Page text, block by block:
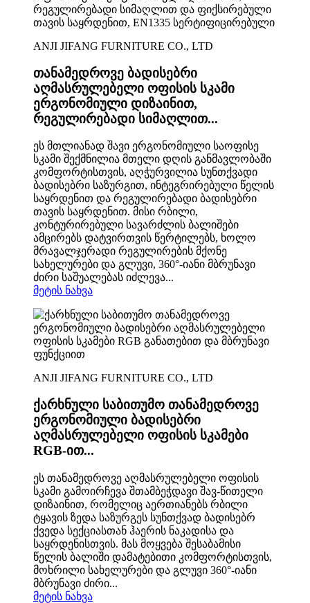
ANJI JIFANG FURNITURE CO., LTD
თანამედროვე ბადისებრი
აღმასრულებელი ოფისის სკამი
ერგონომიული დიზაინით,
რეგულირებადი სიმაღლით...
ეს მთლიანად შავი ერგონომიული საოფისე
სკამი შექმნილია მთელი დღის განმავლობაში
კომფორტისთვის, აღჭურვილია სუნთქვადი
ბადისებრი საზურგით, ინტეგრირებული წელის
საყრდენით და რეგულირებადი ბადისებრი
თავის საყრდენით. მისი რბილი,
კონტურირებული სავარძლის ბალიშები
ამცირებს დატვირთვის წერტილებს, ხოლო
მრავალჯერადი რეგულირების მქონე
სახელურები და გლუვი, 360°-იანი მბრუნავი
ძირი საშუალებას იძლევა...
მეტის ნახვა
ANJI JIFANG FURNITURE CO., LTD
ქარხნული საბითუმო თანამედროვე
ერგონომიული ბადისებრი
აღმასრულებელი ოფისის სკამები
RGB-ით...
ეს თანამედროვე აღმასრულებელი ოფისის
სკამი გამოირჩევა შთამბეჭდავი შავ-წითელი
დიზაინით, რომელიც აერთიანებს რბილი
ტყავის ზედა საზურგეს სუნთქვად ბადისებრ
ქვედა სექციასთან ჰაერის ნაკადისა და
საყრდენისთვის. მას მოყვება შესაბამისი
წელის ბალიში დამატებითი კომფორტისთვის,
მოხრილი სახელურები და გლუვი 360°-იანი
მბრუნავი ძირი...
მეტის ნახვა